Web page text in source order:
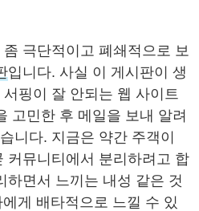
좀 극단적이고 폐쇄적으로 보
입니다. 사실 이 게시판이 생
핑이 잘 안되는 웹 사이트
고민한 후 메일을 보내 알려
니다. 지금은 약간 주객이
커뮤니티에서 분리하려고 합
하면서 느끼는 내성 같은 것
게 배타적으로 느낄 수 있